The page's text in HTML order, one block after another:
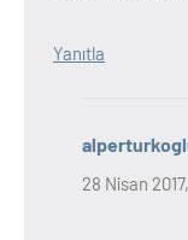
Yanıtla
28 Nisan